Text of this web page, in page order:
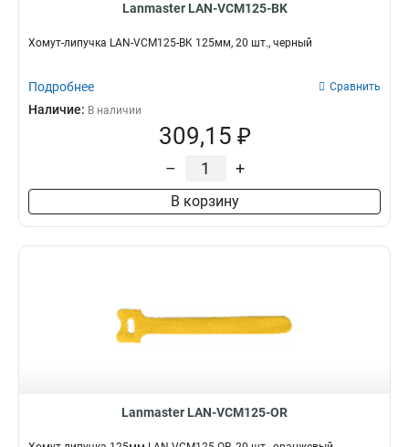
Lanmaster LAN-VCM125-BK
Хомут-липучка LAN-VCM125-BK 125мм, 20 шт., черный
Подробнее Сравнить
Наличие: В наличии
309,15 ₽
– +
В корзину
Lanmaster LAN-VCM125-OR